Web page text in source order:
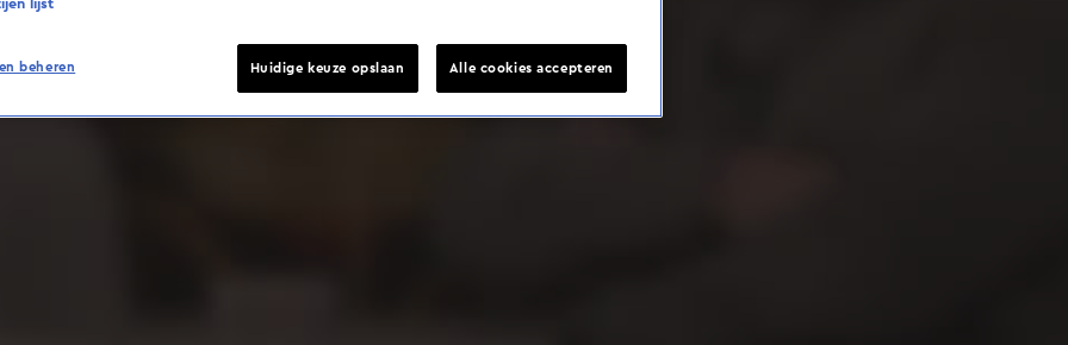
lijst
beheren Huidige keuze opslaan Alle cookies accepteren